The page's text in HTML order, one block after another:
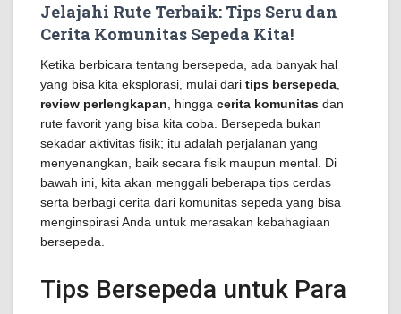
Jelajahi Rute Terbaik: Tips Seru dan
Cerita Komunitas Sepeda Kita!
Ketika berbicara tentang bersepeda, ada banyak hal
yang bisa kita eksplorasi, mulai dari tips bersepeda
review perlengkapan , hingga cerita komunitas dan
rute favorit yang bisa kita coba. Bersepeda bukan
sekadar aktivitas fisik; itu adalah perjalanan yang
menyenangkan, baik secara fisik maupun mental. Di
bawah ini, kita akan menggali beberapa tips cerdas
serta berbagi cerita dari komunitas sepeda yang bisa
menginspirasi Anda untuk merasakan kebahagiaan
bersepeda.
Tips Bersepeda untuk Para